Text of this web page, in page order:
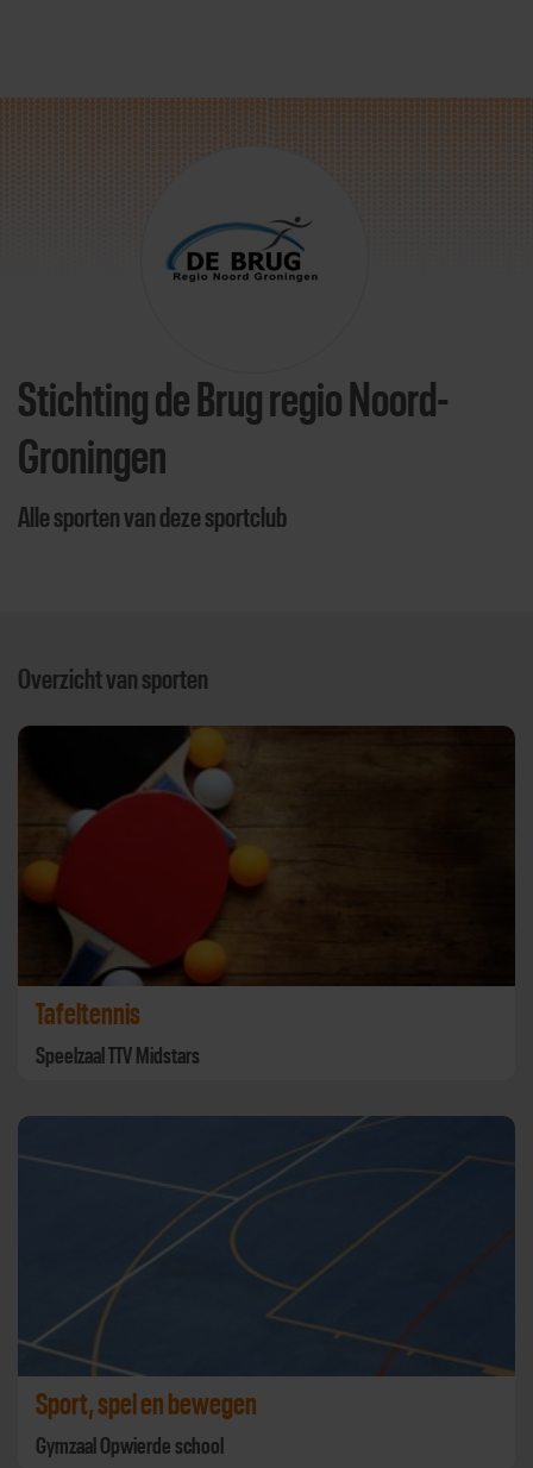
Stichting de Brug regio Noord-
Groningen
Alle sporten van deze sportclub
Overzicht van sporten
Tafeltennis
Speelzaal TTV Midstars
Sport, spel en bewegen
Gymzaal Opwierde school